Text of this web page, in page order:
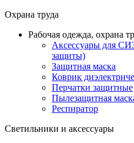
Охрана труда
Рабочая одежда, охрана
Аксессуары для
защиты)
Защитная маска
Коврик
Перчатки защитные
Пылезащитная
Респиратор
Светильники и аксессуары